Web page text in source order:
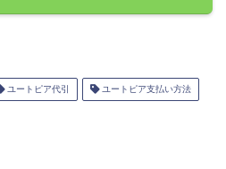
ユートピア代引 ユートピア支払い方法